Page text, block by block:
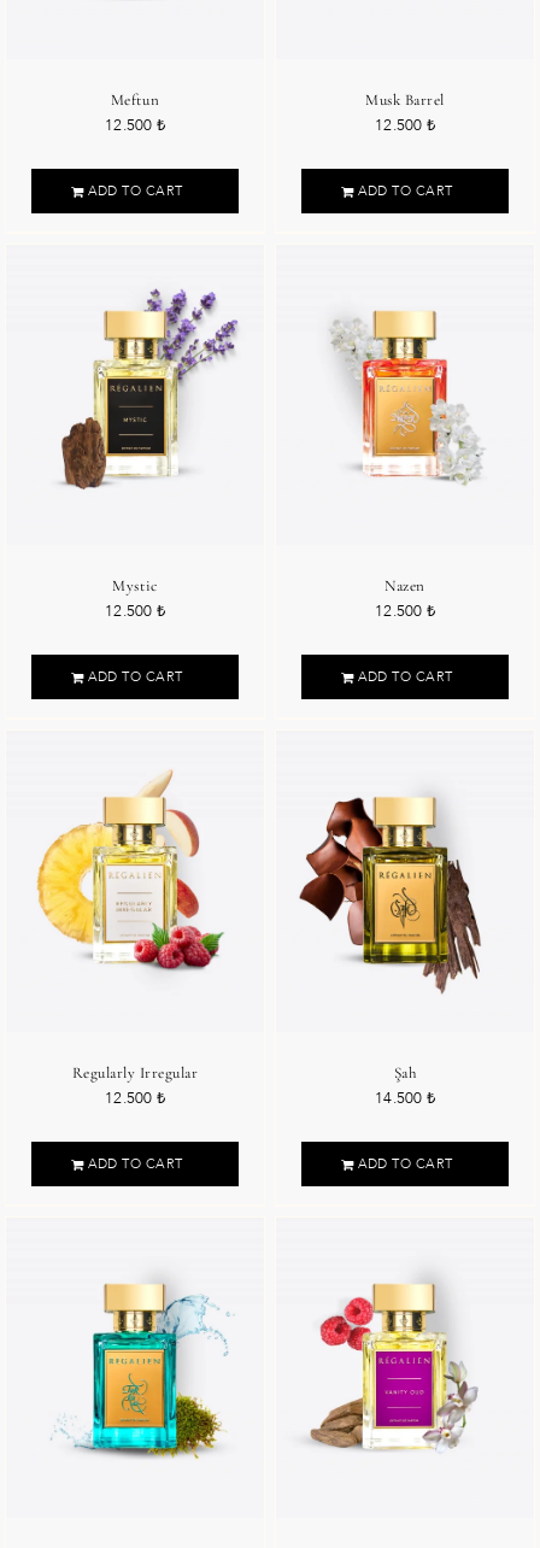
Meftun
12.500 ₺
ADD TO CART
Musk Barrel
12.500 ₺
ADD TO CART
Mystic
12.500 ₺
ADD TO CART
Nazen
12.500 ₺
ADD TO CART
Regularly Irregular
12.500 ₺
ADD TO CART
Şah
14.500 ₺
ADD TO CART